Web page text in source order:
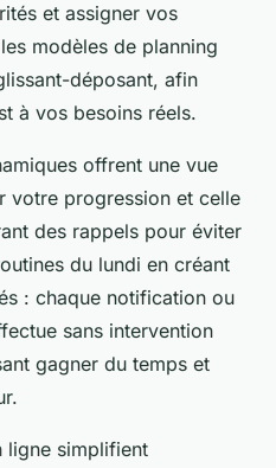
et assigner vos
modèles de planning
déposant, afin
à vos besoins réels.
offrent une vue
votre progression et celle
des rappels pour éviter
du lundi en créant
: chaque notification ou
sans intervention
gagner du temps et
ligne simplifient